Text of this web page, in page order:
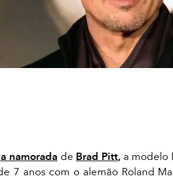
namoradade Brad Pitt,a modelo
7 anos com o alemão Roland